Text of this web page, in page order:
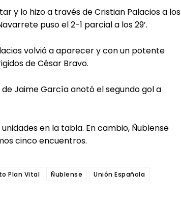
y lo hizo a través de Cristian Palacios a los
puso el 2-1 parcial a los 29’.
volvió a aparecer y con un potente
de César Bravo.
Jaime García anotó el segundo gol a
en la tabla. En cambio, Ñublense
cinco encuentros.
Plan Vital Ñublense Unión Española